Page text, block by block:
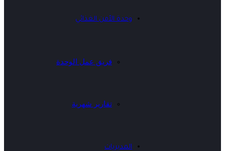
وحدة الأمن الغذائي
فريق عمل الوحدة
تقارير شهرية
المديريات